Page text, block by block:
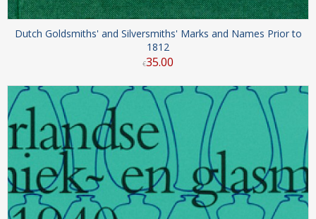
Dutch Goldsmiths' and Silversmiths' Marks and Names Prior to
1812
€35.00